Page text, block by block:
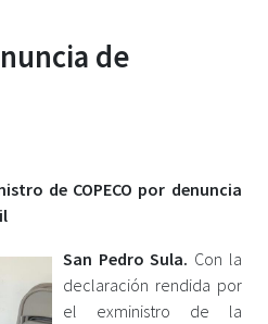
de
de COPECO por denuncia
San Pedro Sula. Con la
declaración rendida por
el exministro de la